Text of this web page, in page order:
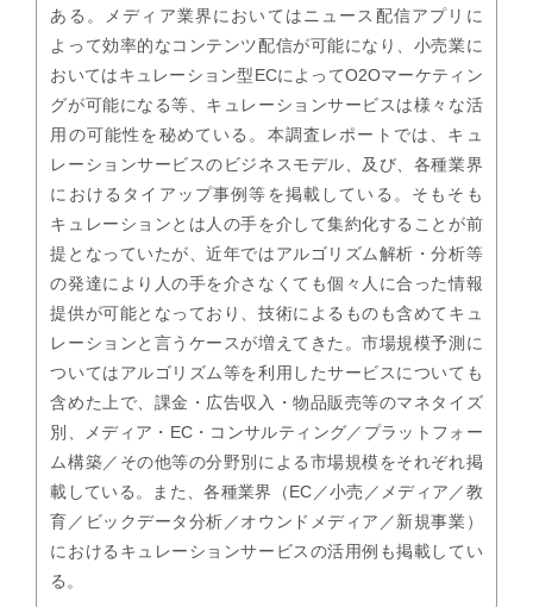
ある。メディア業界においてはニュース配信アプリに
よって効率的なコンテンツ配信が可能になり、小売業に
おいてはキュレーション型ECによってO2Oマーケティン
グが可能になる等、キュレーションサービスは様々な活
用の可能性を秘めている。本調査レポートでは、キュ
レーションサービスのビジネスモデル、及び、各種業界
におけるタイアップ事例等を掲載している。そもそも
キュレーションとは人の手を介して集約化することが前
提となっていたが、近年ではアルゴリズム解析・分析等
の発達により人の手を介さなくても個々人に合った情報
提供が可能となっており、技術によるものも含めてキュ
レーションと言うケースが増えてきた。市場規模予測に
ついてはアルゴリズム等を利用したサービスについても
含めた上で、課金・広告収入・物品販売等のマネタイズ
別、メディア・EC・コンサルティング／プラットフォー
ム構築／その他等の分野別による市場規模をそれぞれ掲
載している。また、各種業界（EC／小売／メディア／教
育／ビックデータ分析／オウンドメディア／新規事業）
におけるキュレーションサービスの活用例も掲載してい
る。